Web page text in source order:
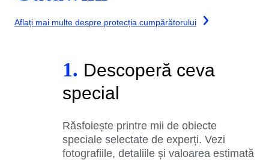
Aflați mai multe despre protecția cumpărătorului
1. Descoperă ceva
special
Răsfoiește printre mii de obiecte
speciale selectate de experți. Vezi
fotografiile, detaliile și valoarea estimată